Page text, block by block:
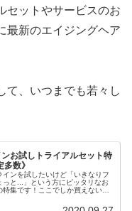
セットやサービスのお
最新のエイジングヘア
て、いつまでも若々し
お試しトライアルセット特
数》
ンを試したいけど「いきなりフ
っと...」という方にピッタリなお
特集です！ここでしか買えない